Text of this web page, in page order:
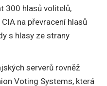
300 hlasů volitelů,
na převracení hlasů
s hlasy ze strany
serverů rovněž
Voting Systems, která